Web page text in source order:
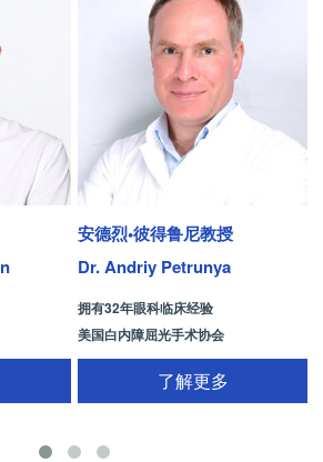
安德烈•彼得鲁尼教授
Dr. Andriy Petrunya
拥有32年眼科临床经验
美国白内障屈光手术协会
国际屈光手术协会(ISRS)
26项发明专利[青光眼手术/葡萄膜炎/斜
了解更多